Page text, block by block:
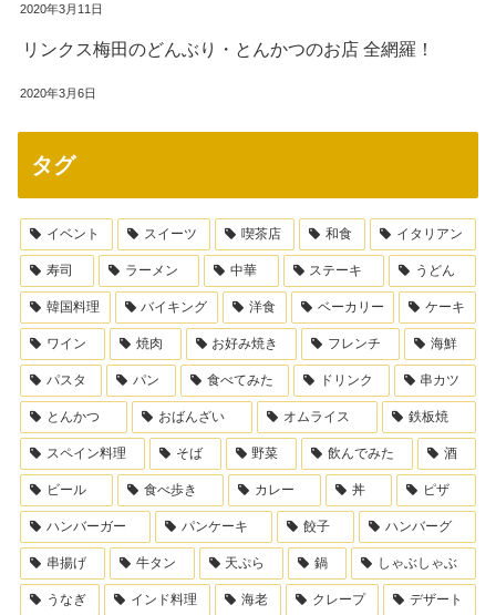
2020年3月11日
リンクス梅田のどんぶり・とんかつのお店 全網羅！
2020年3月6日
タグ
イベント スイーツ 喫茶店 和食 イタリアン
寿司 ラーメン 中華 ステーキ うどん
韓国料理 バイキング 洋食 ベーカリー ケーキ
ワイン 焼肉 お好み焼き フレンチ 海鮮
パスタ パン 食べてみた ドリンク 串カツ
とんかつ おばんざい オムライス 鉄板焼
スペイン料理 そば 野菜 飲んでみた 酒
ビール 食べ歩き カレー 丼 ピザ
ハンバーガー パンケーキ 餃子 ハンバーグ
串揚げ 牛タン 天ぷら 鍋 しゃぶしゃぶ
うなぎ インド料理 海老 クレープ デザート